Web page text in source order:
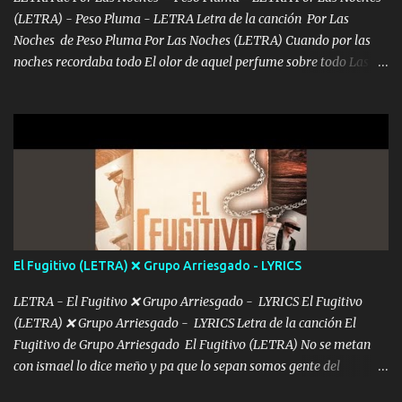
(LETRA) - Peso Pluma - LETRA Letra de la canción Por Las
Noches de Peso Pluma Por Las Noches (LETRA) Cuando por las
noches recordaba todo El olor de aquel perfume sobre todo Las
estár Pasarán... Solito me dejaras Intentar... Solo un beso y tú te vas
De mi vida... Cómo tú no hay nadie más No hay nadie
más Si te sientes sola no me llames porfa Me pongo sencible e
imagino tu sombra Clase azul es el tequila e interior la ropa Clip
cap la champagne el polvo es color rosa Me contacto un ángel eres
tú mi hermosa La que me alegra los días y sigo tomando Y
pensar... Que tú ya no vas a estar Pasarán... Solito me dejaras
Intentar... ...
El Fugitivo (LETRA) ❌ Grupo Arriesgado - LYRICS
LETRA - El Fugitivo ❌ Grupo Arriesgado - LYRICS El Fugitivo
(LETRA) ❌ Grupo Arriesgado - LYRICS Letra de la canción El
Fugitivo de Grupo Arriesgado El Fugitivo (LETRA) No se metan
con ismael lo dice meño y pa que lo sepan somos gente del